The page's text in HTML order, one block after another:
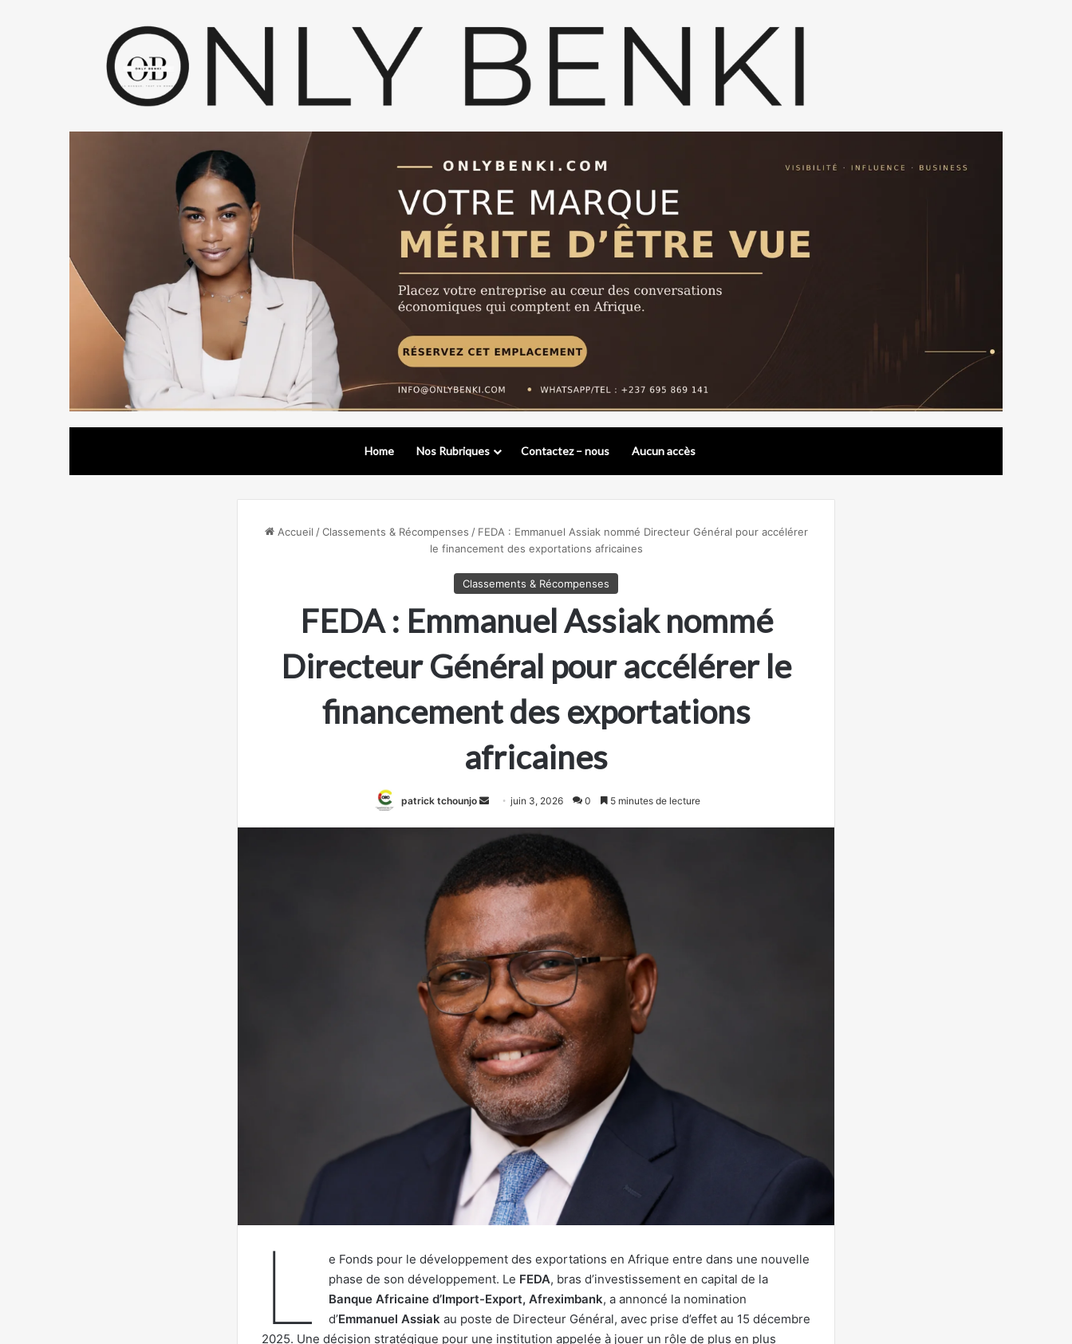
Home Nos Rubriques Contactez – nous Aucun accès
Accueil / Classements & Récompenses / FEDA : Emmanuel Assiak nommé Directeur Général pour accélérer
le financement des exportations africaines
Classements & Récompenses
FEDA : Emmanuel Assiak nommé
Directeur Général pour accélérer le
financement des exportations
africaines
patrick tchounjo
Envoyer
courriel
juin 3, 2026 0 5 minutes de lecture
L
e Fonds pour le développement des exportations en Afrique entre dans une nouvelle
phase de son développement. Le FEDA, bras d’investissement en capital de la
Banque Africaine d’Import-Export, Afreximbank, a annoncé la nomination
d’Emmanuel Assiakau poste de Directeur Général, avec prise d’effet au 15 décembre
2025. Une décision stratégique pour une institution appelée à jouer un rôle de plus en plus